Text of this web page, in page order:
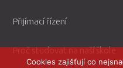
Přijímací řízení
Proč studovat na naší škole
Cookies zajišťují co